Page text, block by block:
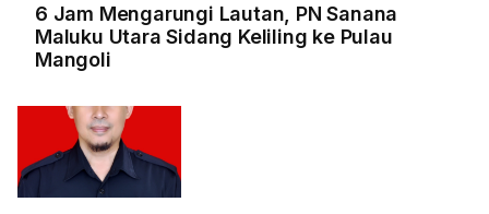
6 Jam Mengarungi Lautan, PN Sanana
Maluku Utara Sidang Keliling ke Pulau
Mangoli